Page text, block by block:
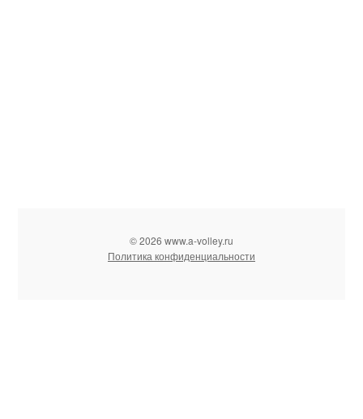
© 2026 www.a-volley.ru
Политика конфиденциальности